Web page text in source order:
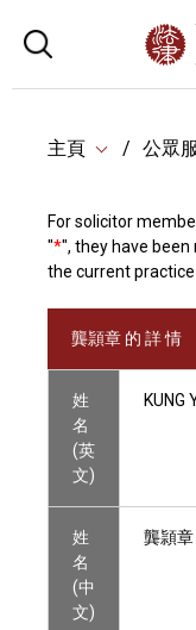
主頁 公眾
For solicitor
"*", they have
the current practice
龔頴章 的 詳 情
姓
名
(英
文)
KUNG
姓
名
(中
文)
龔頴章